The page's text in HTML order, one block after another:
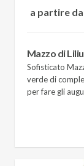
a partire da
Mazzo di
Sofisticato
verde di
per fare gli